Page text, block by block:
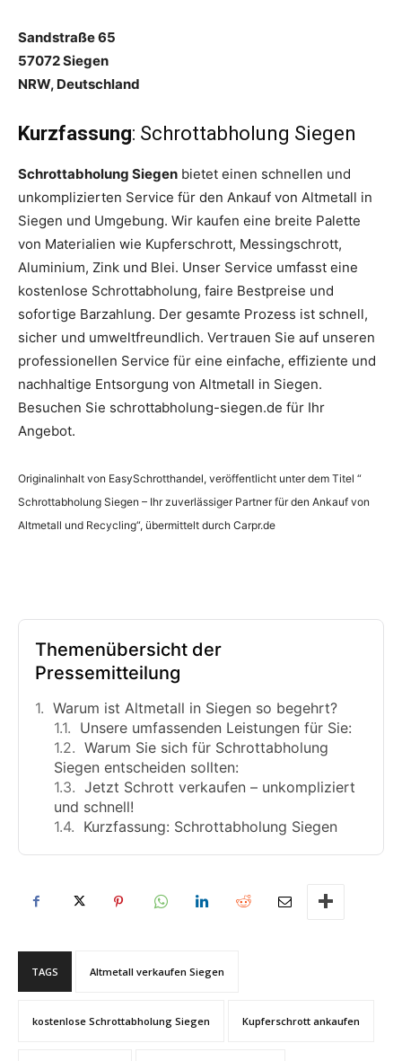
Sandstraße 65
57072 Siegen
NRW, Deutschland
Kurzfassung: Schrottabholung Siegen
Schrottabholung Siegen bietet einen schnellen und
unkomplizierten Service für den Ankauf von Altmetall in
Siegen und Umgebung. Wir kaufen eine breite Palette
von Materialien wie Kupferschrott, Messingschrott,
Aluminium, Zink und Blei. Unser Service umfasst eine
kostenlose Schrottabholung, faire Bestpreise und
sofortige Barzahlung. Der gesamte Prozess ist schnell,
sicher und umweltfreundlich. Vertrauen Sie auf unseren
professionellen Service für eine einfache, effiziente und
nachhaltige Entsorgung von Altmetall in Siegen.
Besuchen Sie schrottabholung-siegen.de für Ihr
Angebot.
Originalinhalt von EasySchrotthandel, veröffentlicht unter dem Titel “
Schrottabholung Siegen – Ihr zuverlässiger Partner für den Ankauf von
Altmetall und Recycling“, übermittelt durch Carpr.de
Themenübersicht der
Pressemitteilung
Warum ist Altmetall in Siegen so begehrt?
Unsere umfassenden Leistungen für Sie:
Warum Sie sich für Schrottabholung
Siegen entscheiden sollten:
Jetzt Schrott verkaufen – unkompliziert
und schnell!
Kurzfassung: Schrottabholung Siegen
TAGS Altmetall verkaufen Siegen
kostenlose Schrottabholung Siegen Kupferschrott ankaufen